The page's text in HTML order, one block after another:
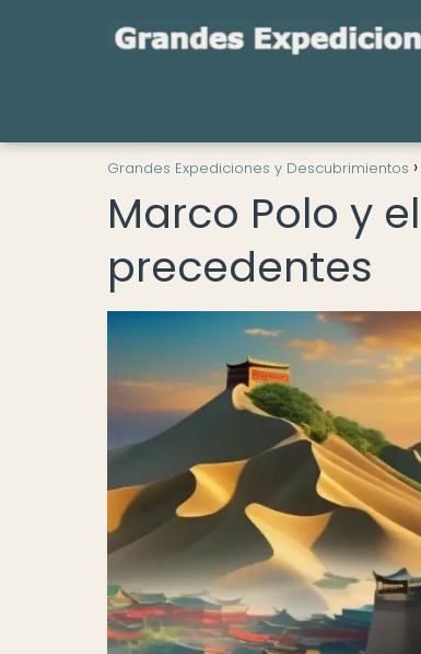
Grandes Expediciones y Descubrimientos
Marco Polo y
precedentes